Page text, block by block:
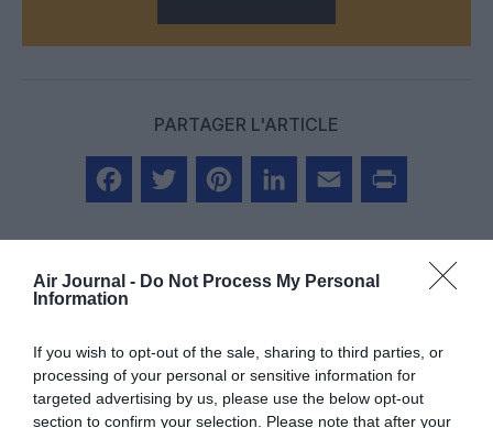
Air Journal - Do Not Process My Personal
Information
If you wish to opt-out of the sale, sharing to third parties, or
processing of your personal or sensitive information for
targeted advertising by us, please use the below opt-out
section to confirm your selection. Please note that after your
PARTAGER L'ARTICLE
LAISSER UN COMMENTAIRE